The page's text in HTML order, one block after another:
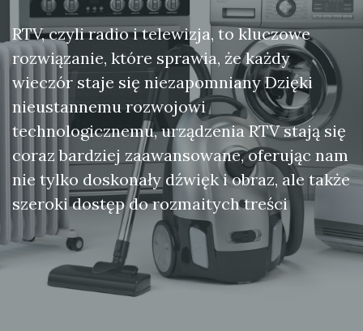
RTV, czyli radio i telewizja, to kluczowe
rozwiązanie, które sprawia, że każdy
wieczór staje się niezapomniany Dzięki
nieustannemu rozwojowi
technologicznemu, urządzenia RTV stają się
coraz bardziej zaawansowane, oferując nam
nie tylko doskonały dźwięk i obraz, ale także
szeroki dostęp do rozmaitych treści